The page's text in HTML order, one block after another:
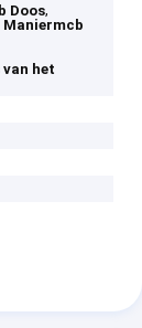
Doos,
het